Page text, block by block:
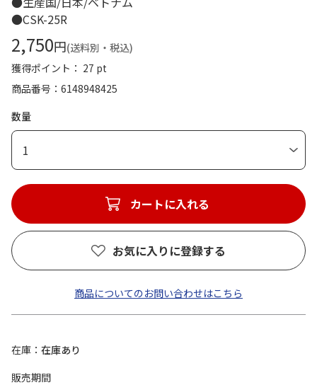
●CSK-25R
2,750円(送料別・税込)
獲得ポイント： 27 pt
商品番号
6148948425
数量
1
カートに入れる
お気に入りに登録する
商品についてのお問い合わせはこちら
在庫
在庫あり
販売期間